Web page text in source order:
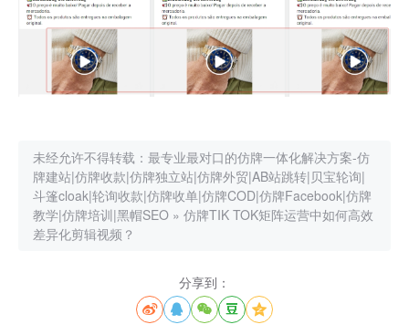
未经允许不得转载： 最专业最对口的仿牌一体化解决方案-仿
牌建站|仿牌收款|仿牌独立站|仿牌外贸|AB站跳转|贝宝轮询|
斗篷cloak|轮询收款|仿牌收单|仿牌COD|仿牌Facebook|仿牌
教学|仿牌培训|黑帽SEO » 仿牌TIK TOK矩阵运营中如何高效
差异化剪辑视频？
分享到：
    